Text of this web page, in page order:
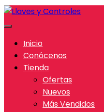
Inicio
Conócenos
Tienda
Ofertas
Nuevos
Más Vendidos